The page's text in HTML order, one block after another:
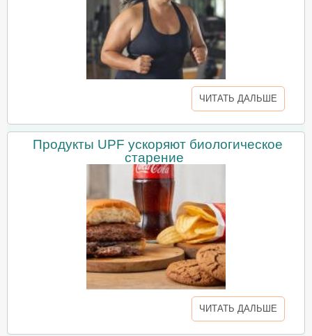
ЧИТАТЬ ДАЛЬШЕ
Продукты UPF ускоряют биологическое
старение
ЧИТАТЬ ДАЛЬШЕ